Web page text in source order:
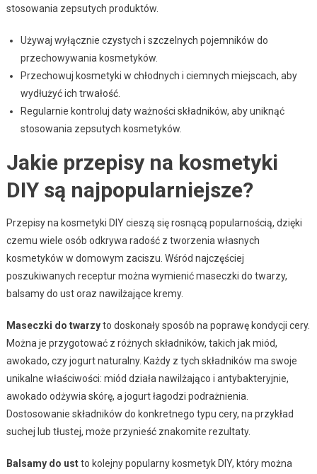
stosowania zepsutych produktów.
Używaj wyłącznie czystych i szczelnych pojemników do
przechowywania kosmetyków.
Przechowuj kosmetyki w chłodnych i ciemnych miejscach, aby
wydłużyć ich trwałość.
Regularnie kontroluj daty ważności składników, aby uniknąć
stosowania zepsutych kosmetyków.
Jakie przepisy na kosmetyki
DIY są najpopularniejsze?
Przepisy na kosmetyki DIY cieszą się rosnącą popularnością, dzięki
czemu wiele osób odkrywa radość z tworzenia własnych
kosmetyków w domowym zaciszu. Wśród najczęściej
poszukiwanych receptur można wymienić maseczki do twarzy,
balsamy do ust oraz nawilżające kremy.
Maseczki do twarzyto doskonały sposób na poprawę kondycji cery.
Można je przygotować z różnych składników, takich jak miód,
awokado, czy jogurt naturalny. Każdy z tych składników ma swoje
unikalne właściwości: miód działa nawilżająco i antybakteryjnie,
awokado odżywia skórę, a jogurt łagodzi podrażnienia.
Dostosowanie składników do konkretnego typu cery, na przykład
suchej lub tłustej, może przynieść znakomite rezultaty.
Balsamy do ustto kolejny popularny kosmetyk DIY, który można